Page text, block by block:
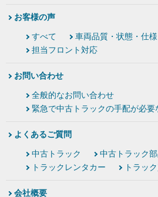
お客様の声
すべて 車両品質・状態・仕様
担当フロント対応
お問い合わせ
全般的なお問い合わせ
緊急で中古トラックの手配が必要
よくあるご質問
中古トラック
中古トラック
トラックレンタカー
トラッ
会社概要